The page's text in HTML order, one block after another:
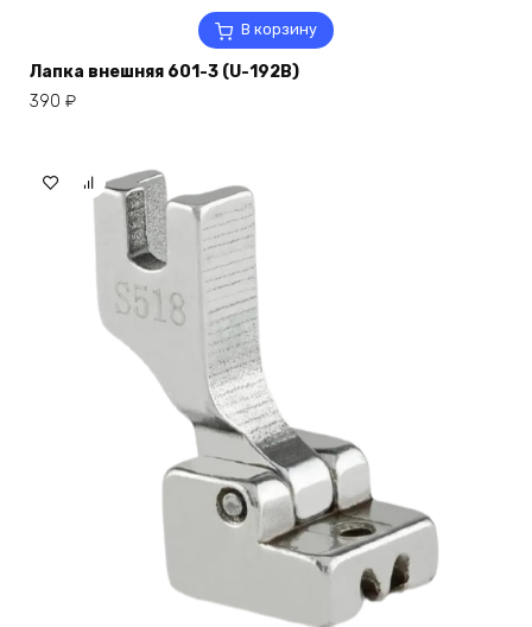
В корзину
Лапка внешняя 601-3 (U-192B)
390 ₽